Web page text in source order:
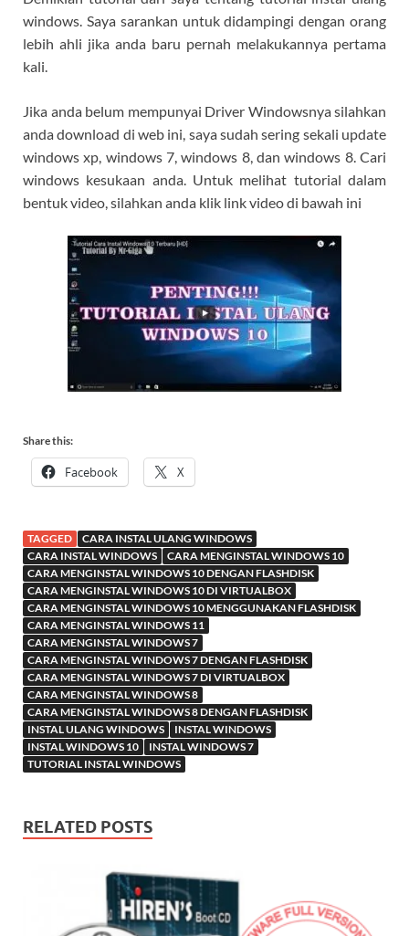
windows. Saya sarankan untuk didampingi dengan orang
lebih ahli jika anda baru pernah melakukannya pertama
kali.
Jika anda belum mempunyai Driver Windowsnya silahkan
anda download di web ini, saya sudah sering sekali update
windows xp, windows 7, windows 8, dan windows 8. Cari
windows kesukaan anda. Untuk melihat tutorial dalam
bentuk video, silahkan anda klik link video di bawah ini
Share this:
Facebook X
TAGGED
CARA INSTAL ULANG WINDOWS
CARA INSTAL WINDOWS
CARA MENGINSTAL WINDOWS 10
CARA MENGINSTAL WINDOWS 10 DENGAN FLASHDISK
CARA MENGINSTAL WINDOWS 10 DI VIRTUALBOX
CARA MENGINSTAL WINDOWS 10 MENGGUNAKAN FLASHDISK
CARA MENGINSTAL WINDOWS 11
CARA MENGINSTAL WINDOWS 7
CARA MENGINSTAL WINDOWS 7 DENGAN FLASHDISK
CARA MENGINSTAL WINDOWS 7 DI VIRTUALBOX
CARA MENGINSTAL WINDOWS 8
CARA MENGINSTAL WINDOWS 8 DENGAN FLASHDISK
INSTAL ULANG WINDOWS
INSTAL WINDOWS
INSTAL WINDOWS 10
INSTAL WINDOWS 7
TUTORIAL INSTAL WINDOWS
RELATED POSTS